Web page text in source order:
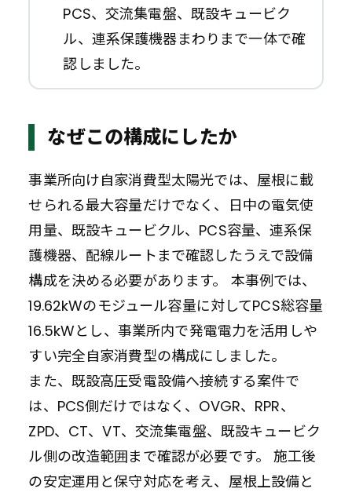
PCS、交流集電盤、既設キュービク
ル、連系保護機器まわりまで一体で確
認しました。
なぜこの構成にしたか
事業所向け自家消費型太陽光では、屋根に載
せられる最大容量だけでなく、日中の電気使
用量、既設キュービクル、PCS容量、連系保
護機器、配線ルートまで確認したうえで設備
構成を決める必要があります。 本事例では、
19.62kWのモジュール容量に対してPCS総容量
16.5kWとし、事業所内で発電電力を活用しや
すい完全自家消費型の構成にしました。
また、既設高圧受電設備へ接続する案件で
は、PCS側だけではなく、OVGR、RPR、
ZPD、CT、VT、交流集電盤、既設キュービク
ル側の改造範囲まで確認が必要です。 施工後
の安定運用と保守対応を考え、屋根上設備と